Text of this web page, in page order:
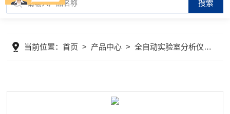
当前位置：首页 > 产品中心 >全自动实验室分析仪器